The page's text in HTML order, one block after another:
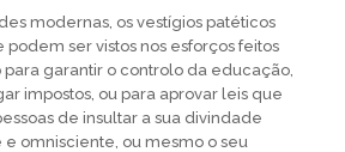
modernas, os vestígios patéticos
podem ser vistos nos esforços feitos
garantir o controlo da educação,
impostos, ou para aprovar leis que
de insultar a sua divindade
e omnisciente, ou mesmo o seu